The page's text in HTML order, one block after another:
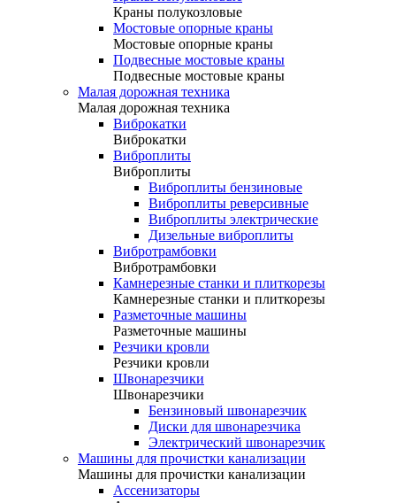
Краны полукозловые
Мостовые опорные краны
Мостовые опорные краны
Подвесные мостовые краны
Подвесные мостовые краны
Малая дорожная техника
Малая дорожная техника
Виброкатки
Виброкатки
Виброплиты
Виброплиты
Виброплиты бензиновые
Виброплиты реверсивные
Виброплиты электрические
Дизельные виброплиты
Вибротрамбовки
Вибротрамбовки
Камнерезные станки и плиткорезы
Камнерезные станки и плиткорезы
Разметочные машины
Разметочные машины
Резчики кровли
Резчики кровли
Швонарезчики
Швонарезчики
Бензиновый швонарезчик
Диски для швонарезчика
Электрический швонарезчик
Машины для прочистки канализации
Машины для прочистки канализации
Ассенизаторы